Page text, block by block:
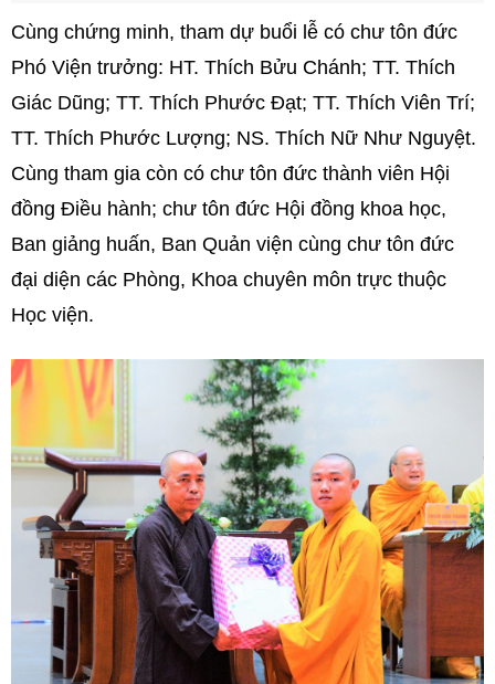
Cùng chứng minh, tham dự buổi lễ có chư tôn đức
Phó Viện trưởng: HT. Thích Bửu Chánh; TT. Thích
Giác Dũng; TT. Thích Phước Đạt; TT. Thích Viên Trí;
TT. Thích Phước Lượng; NS. Thích Nữ Như Nguyệt.
Cùng tham gia còn có chư tôn đức thành viên Hội
đồng Điều hành; chư tôn đức Hội đồng khoa học,
Ban giảng huấn, Ban Quản viện cùng chư tôn đức
đại diện các Phòng, Khoa chuyên môn trực thuộc
Học viện.